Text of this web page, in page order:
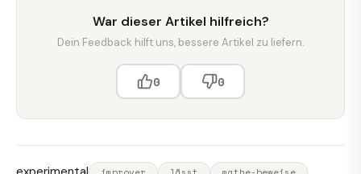
War dieser Artikel hilfreich?
Dein Feedback hilft uns, bessere Artikel zu liefern.
0 0